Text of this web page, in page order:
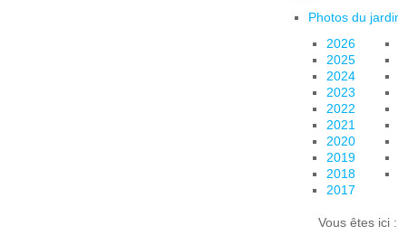
Photos du
2026
2025
2024
2023
2022
2021
2020
2019
2018
2017
Vous êtes ici :